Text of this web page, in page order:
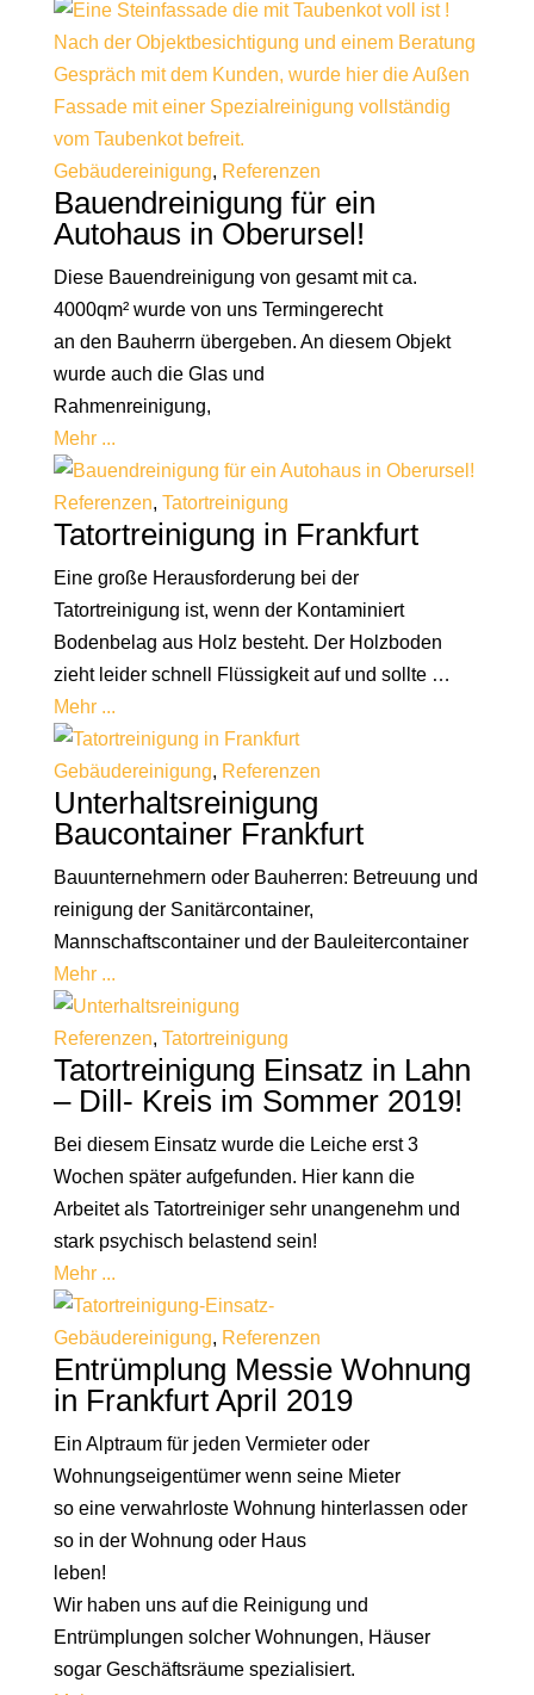
Gebäudereinigung, Referenzen
Bauendreinigung für ein
Autohaus in Oberursel!
Diese Bauendreinigung von gesamt mit ca.
4000qm² wurde von uns Termingerecht
an den Bauherrn übergeben. An diesem Objekt
wurde auch die Glas und
Rahmenreinigung,
Mehr ...
Referenzen, Tatortreinigung
Tatortreinigung in Frankfurt
Eine große Herausforderung bei der
Tatortreinigung ist, wenn der Kontaminiert
Bodenbelag aus Holz besteht. Der Holzboden
zieht leider schnell Flüssigkeit auf und sollte …
Mehr ...
Gebäudereinigung, Referenzen
Unterhaltsreinigung
Baucontainer Frankfurt
Bauunternehmern oder Bauherren: Betreuung und
reinigung der Sanitärcontainer,
Mannschaftscontainer und der Bauleitercontainer
Mehr ...
Referenzen, Tatortreinigung
Tatortreinigung Einsatz in Lahn
– Dill- Kreis im Sommer 2019!
Bei diesem Einsatz wurde die Leiche erst 3
Wochen später aufgefunden. Hier kann die
Arbeitet als Tatortreiniger sehr unangenehm und
stark psychisch belastend sein!
Mehr ...
Gebäudereinigung, Referenzen
Entrümplung Messie Wohnung
in Frankfurt April 2019
Ein Alptraum für jeden Vermieter oder
Wohnungseigentümer wenn seine Mieter
so eine verwahrloste Wohnung hinterlassen oder
so in der Wohnung oder Haus
leben!
Wir haben uns auf die Reinigung und
Entrümplungen solcher Wohnungen, Häuser
sogar Geschäftsräume spezialisiert.